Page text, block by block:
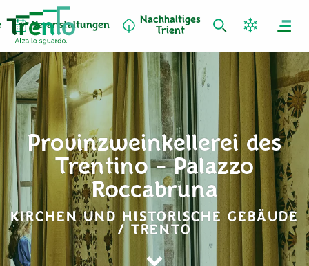
Veranstaltungen
Nachhaltiges
Trient
Provinzweinkellerei des
Trentino - Palazzo
Roccabruna
KIRCHEN UND HISTORISCHE GEBÄUDE
/ TRENTO